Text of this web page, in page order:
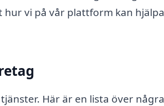
vi på vår plattform kan hjälpa
Här är en lista över några